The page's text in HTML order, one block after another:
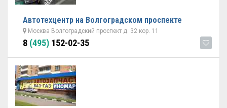
Автотехцентр на Волгоградском проспекте
Москва Волгоградский проспект д. 32 кор. 11
8 (495) 152-02-35